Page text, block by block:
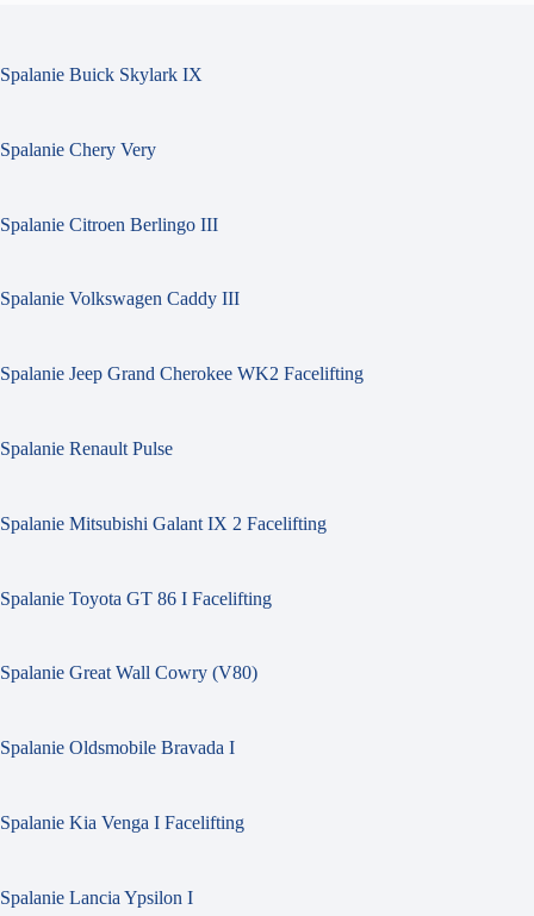
Spalanie Buick Skylark IX
Spalanie Chery Very
Spalanie Citroen Berlingo III
Spalanie Volkswagen Caddy III
Spalanie Jeep Grand Cherokee WK2 Facelifting
Spalanie Renault Pulse
Spalanie Mitsubishi Galant IX 2 Facelifting
Spalanie Toyota GT 86 I Facelifting
Spalanie Great Wall Cowry (V80)
Spalanie Oldsmobile Bravada I
Spalanie Kia Venga I Facelifting
Spalanie Lancia Ypsilon I